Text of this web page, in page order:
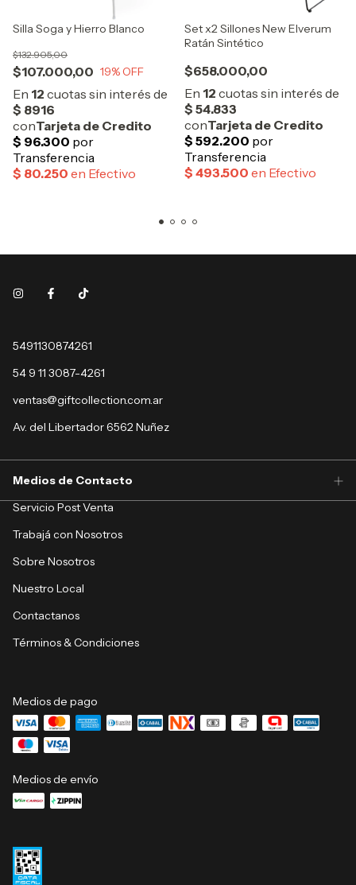
Silla Soga y Hierro Blanco
$107.000,00
$132.905,00
19% OFF
Set x2 Sillones New Elverum
Ratán Sintético
$658.000,00
5491130874261
54 9 11 3087-4261
ventas@giftcollection.com.ar
Av. del Libertador 6562 Nuñez
Medios de Contacto
Servicio Post Venta
Trabajá con Nosotros
Sobre Nosotros
Nuestro Local
Contactanos
Términos & Condiciones
Medios de pago
Medios de envío